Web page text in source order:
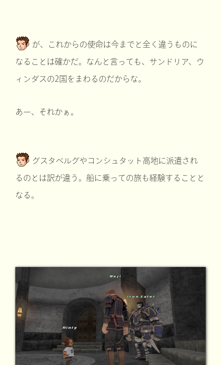
が、これからの使命は今までと全く違うものに
なることは確かだ。なんと言っても、サンドリア、ウ
ィンダスの2国をまわるのだからな。
あー、それかぁ。
グスタベルグやコンシュタット高地に派遣され
るのとは訳が違う。船に乗っての旅も経験することと
なる。